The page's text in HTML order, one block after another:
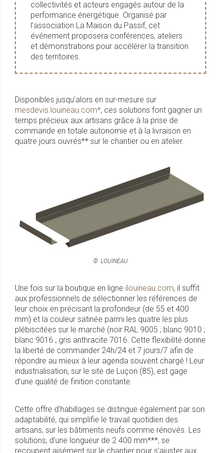
collectivités et acteurs engagés autour de la
performance énergétique. Organisé par
l’association La Maison du Passif, cet
événement proposera conférences, ateliers
et démonstrations pour accélérer la transition
des territoires.
Disponibles jusqu’alors en sur-mesure sur
mesdevis.louineau.com*, ces solutions font gagner un
temps précieux aux artisans grâce à la prise de
commande en totale autonomie et à la livraison en
quatre jours ouvrés** sur le chantier ou en atelier.
© LOUINEAU
Une fois sur la boutique en ligne ilouineau.com, il suffit
aux professionnels de sélectionner les références de
leur choix en précisant la profondeur (de 55 et 400
mm) et la couleur satinée parmi les quatre les plus
plébiscitées sur le marché (noir RAL 9005 ; blanc 9010 ;
blanc 9016 ; gris anthracite 7016. Cette flexibilité donne
la liberté de commander 24h/24 et 7 jours/7 afin de
répondre au mieux à leur agenda souvent chargé ! Leur
industrialisation, sur le site de Luçon (85), est gage
d’une qualité de finition constante.
Cette offre d’habillages se distingue également par son
adaptabilité, qui simplifie le travail quotidien des
artisans, sur les bâtiments neufs comme rénovés. Les
solutions, d’une longueur de 2 400 mm***, se
recoupent aisément sur le chantier pour s’ajuster aux